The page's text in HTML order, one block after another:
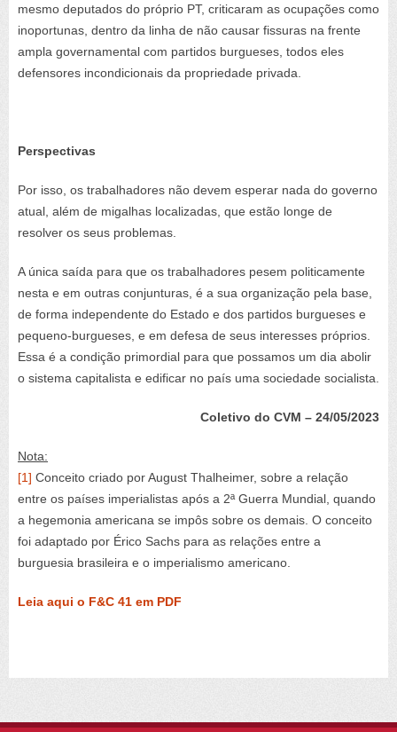
mesmo deputados do próprio PT, criticaram as ocupações como
inoportunas, dentro da linha de não causar fissuras na frente
ampla governamental com partidos burgueses, todos eles
defensores incondicionais da propriedade privada.
Perspectivas
Por isso, os trabalhadores não devem esperar nada do governo
atual, além de migalhas localizadas, que estão longe de
resolver os seus problemas.
A única saída para que os trabalhadores pesem politicamente
nesta e em outras conjunturas, é a sua organização pela base,
de forma independente do Estado e dos partidos burgueses e
pequeno-burgueses, e em defesa de seus interesses próprios.
Essa é a condição primordial para que possamos um dia abolir
o sistema capitalista e edificar no país uma sociedade socialista.
Coletivo do CVM – 24/05/2023
Nota:
[1] Conceito criado por August Thalheimer, sobre a relação
entre os países imperialistas após a 2ª Guerra Mundial, quando
a hegemonia americana se impôs sobre os demais. O conceito
foi adaptado por Érico Sachs para as relações entre a
burguesia brasileira e o imperialismo americano.
Leia aqui o F&C 41 em PDF